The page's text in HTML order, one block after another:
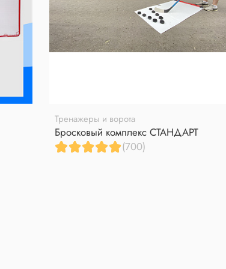
Тренажеры и ворота
Бросковый комплекс СТАНДАРТ
(700)